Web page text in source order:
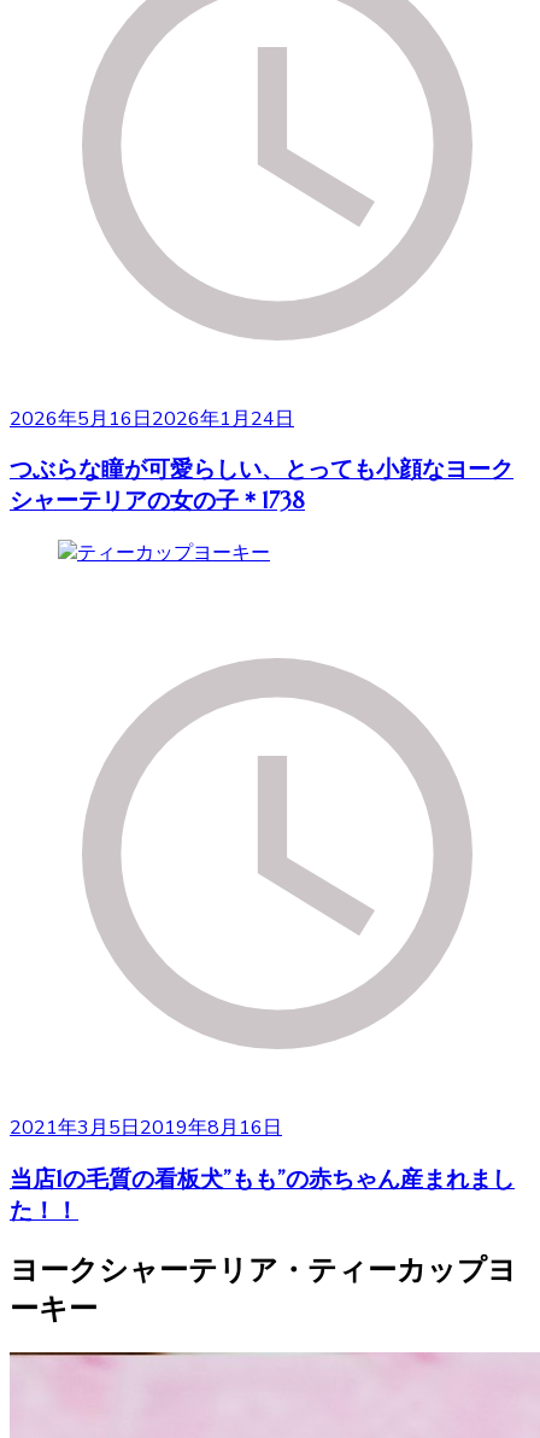
2026年5月16日2026年1月24日
つぶらな瞳が可愛らしい、とっても小顔なヨーク
シャーテリアの女の子＊1738
2021年3月5日2019年8月16日
当店1の毛質の看板犬”もも”の赤ちゃん産まれまし
た！！
ヨークシャーテリア・ティーカップヨ
ーキー